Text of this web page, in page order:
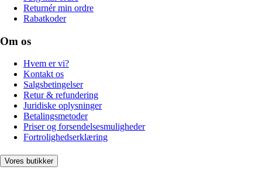
Returnér min ordre
Rabatkoder
Om os
Hvem er vi?
Kontakt os
Salgsbetingelser
Retur & refundering
Juridiske oplysninger
Betalingsmetoder
Priser og forsendelsesmuligheder
Fortrolighedserklæring
Vores butikker